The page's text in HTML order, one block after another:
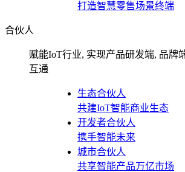
打造智慧零售场景终端
合伙人
赋能IoT行业, 实现产品研发端, 品牌
互通
生态合伙人
共建IoT智能商业生态
开发者合伙人
携手智能未来
城市合伙人
共享智能产品万亿市场